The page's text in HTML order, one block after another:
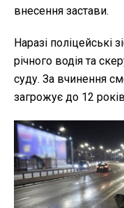
внесення застави.
Наразі поліцейські
річного водія та
суду. За вчинення
загрожує до 12